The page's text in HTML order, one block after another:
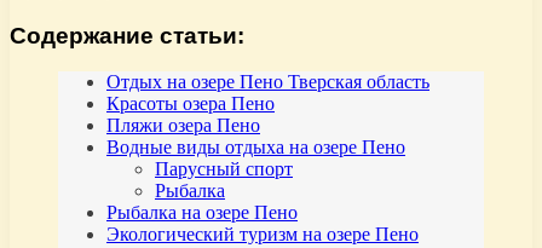
Содержание статьи:
Отдых на озере Пено Тверская область
Красоты озера Пено
Пляжи озера Пено
Водные виды отдыха на озере Пено
Парусный спорт
Рыбалка
Рыбалка на озере Пено
Экологический туризм на озере Пено